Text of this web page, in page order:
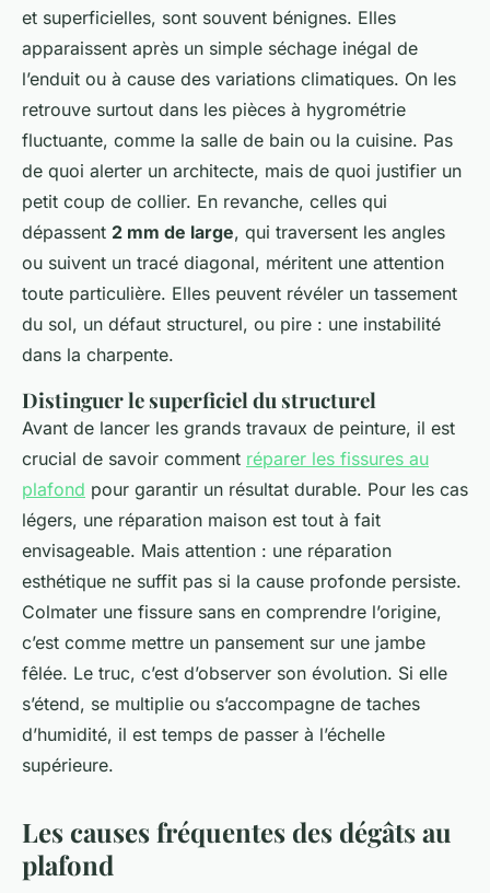
et superficielles, sont souvent bénignes. Elles
apparaissent après un simple séchage inégal de
l’enduit ou à cause des variations climatiques. On les
retrouve surtout dans les pièces à hygrométrie
fluctuante, comme la salle de bain ou la cuisine. Pas
de quoi alerter un architecte, mais de quoi justifier un
petit coup de collier. En revanche, celles qui
dépassent 2 mm de large, qui traversent les angles
ou suivent un tracé diagonal, méritent une attention
toute particulière. Elles peuvent révéler un tassement
du sol, un défaut structurel, ou pire : une instabilité
dans la charpente.
Distinguer le superficiel du structurel
Avant de lancer les grands travaux de peinture, il est
crucial de savoir comment réparer les fissures au
plafond pour garantir un résultat durable. Pour les cas
légers, une réparation maison est tout à fait
envisageable. Mais attention : une réparation
esthétique ne suffit pas si la cause profonde persiste.
Colmater une fissure sans en comprendre l’origine,
c’est comme mettre un pansement sur une jambe
fêlée. Le truc, c’est d’observer son évolution. Si elle
s’étend, se multiplie ou s’accompagne de taches
d’humidité, il est temps de passer à l’échelle
supérieure.
Les causes fréquentes des dégâts au
plafond